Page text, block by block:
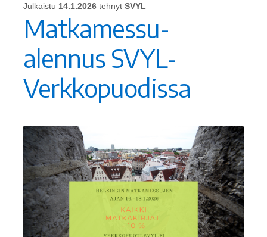
ALE!
Ajankohtaista
Ostoskori
Tilaus- ja sopimusehdot sekä tietosuojaseloste
Saavutettavuusseloste
Julkaistu 14.1.2026 tehnyt SVYL
Matkamessu-
alennus SVYL-
Verkkopuodissa